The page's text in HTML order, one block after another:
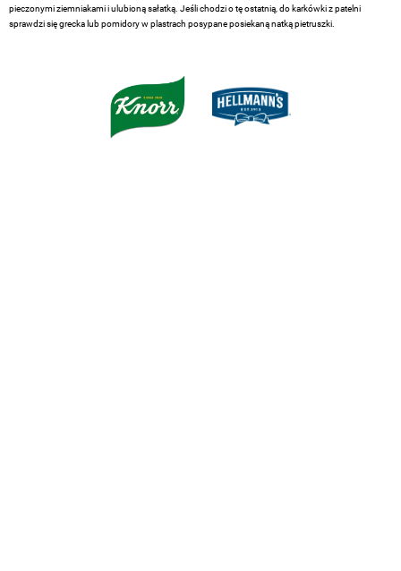
pieczonymi ziemniakami i ulubioną sałatką. Jeśli chodzi o tę ostatnią, do karkówki z patelni
sprawdzi się grecka lub pomidory w plastrach posypane posiekaną natką pietruszki.